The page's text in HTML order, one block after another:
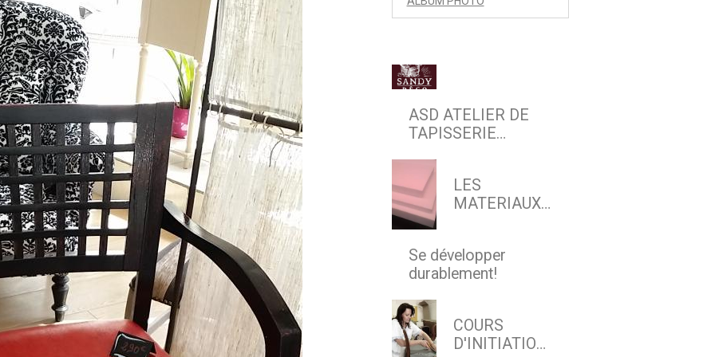
ASD ATELIER DE
TAPISSERIE
EN SIEGE & DECOR
LES
MATERIAUX
Se développer
durablement!
COURS
D'INITIATION